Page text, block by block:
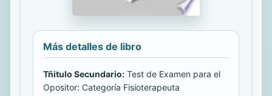
Más detalles de libro
Tñitulo Secundario: Test de Examen para el
Opositor: Categoría Fisioterapeuta